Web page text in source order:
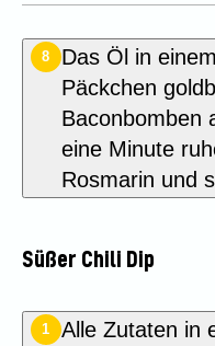
8
Das Öl in
Päckchen
Baconbomben
eine Minute
Rosmarin und
Süßer Chili Dip
1
Alle Zutaten in